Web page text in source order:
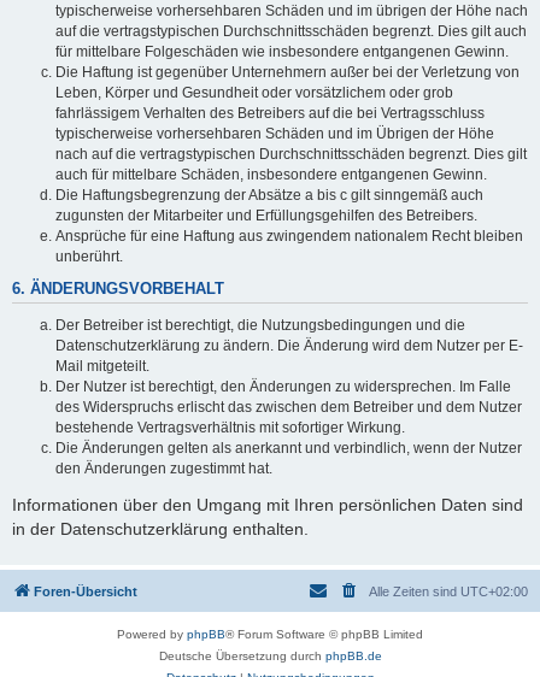
typischerweise vorhersehbaren Schäden und im übrigen der Höhe nach
auf die vertragstypischen Durchschnittsschäden begrenzt. Dies gilt auch
für mittelbare Folgeschäden wie insbesondere entgangenen Gewinn.
Die Haftung ist gegenüber Unternehmern außer bei der Verletzung von
Leben, Körper und Gesundheit oder vorsätzlichem oder grob
fahrlässigem Verhalten des Betreibers auf die bei Vertragsschluss
typischerweise vorhersehbaren Schäden und im Übrigen der Höhe
nach auf die vertragstypischen Durchschnittsschäden begrenzt. Dies gilt
auch für mittelbare Schäden, insbesondere entgangenen Gewinn.
Die Haftungsbegrenzung der Absätze a bis c gilt sinngemäß auch
zugunsten der Mitarbeiter und Erfüllungsgehilfen des Betreibers.
Ansprüche für eine Haftung aus zwingendem nationalem Recht bleiben
unberührt.
6. ÄNDERUNGSVORBEHALT
Der Betreiber ist berechtigt, die Nutzungsbedingungen und die
Datenschutzerklärung zu ändern. Die Änderung wird dem Nutzer per E-
Mail mitgeteilt.
Der Nutzer ist berechtigt, den Änderungen zu widersprechen. Im Falle
des Widerspruchs erlischt das zwischen dem Betreiber und dem Nutzer
bestehende Vertragsverhältnis mit sofortiger Wirkung.
Die Änderungen gelten als anerkannt und verbindlich, wenn der Nutzer
den Änderungen zugestimmt hat.
Informationen über den Umgang mit Ihren persönlichen Daten sind
in der Datenschutzerklärung enthalten.
Foren-Übersicht Alle Zeiten sind UTC+02:00
Powered by phpBB® Forum Software © phpBB Limited
Deutsche Übersetzung durch phpBB.de